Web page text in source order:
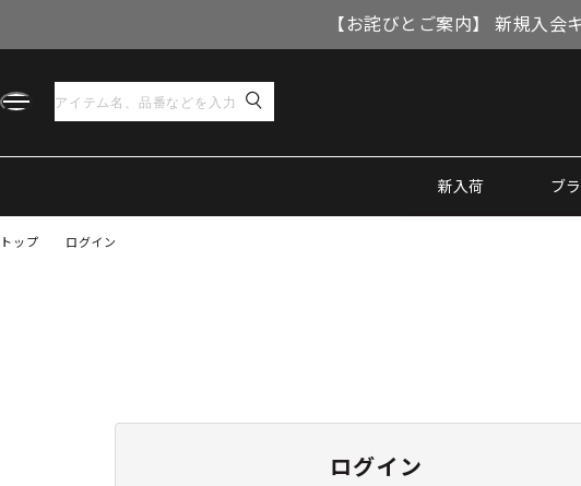
【お詫びとご案内】 新規入
新入荷 ブ
トップ ログイン
ログイン